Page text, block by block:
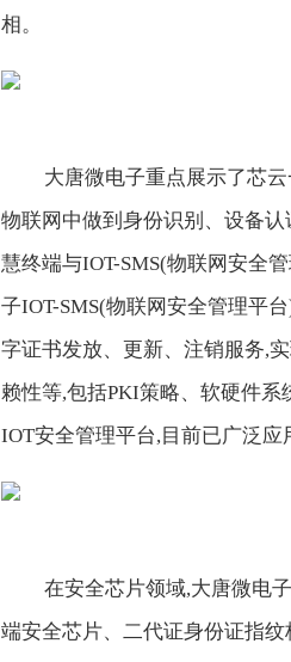
相。
大唐微电子重点展示了芯
物联网中做到身份识别、设备
慧终端与IOT-SMS(物联网安全
子IOT-SMS(物联网安全管理平
字证书发放、更新、注销服务,
赖性等,包括PKI策略、软硬件
IOT安全管理平台,目前已广泛应
在安全芯片领域,大唐微电
端安全芯片、二代证身份证指